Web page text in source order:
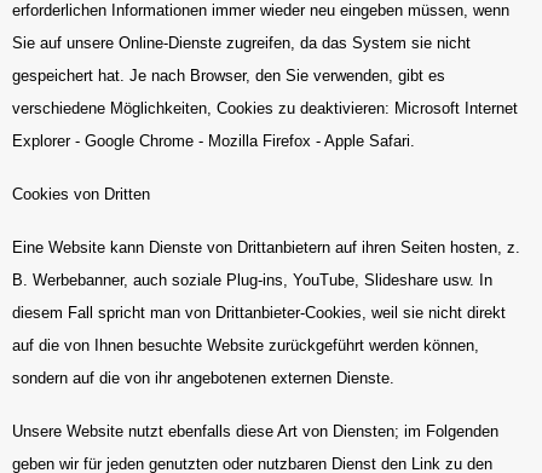
erforderlichen Informationen immer wieder neu eingeben müssen, wenn
Sie auf unsere Online-Dienste zugreifen, da das System sie nicht
gespeichert hat. Je nach Browser, den Sie verwenden, gibt es
verschiedene Möglichkeiten, Cookies zu deaktivieren: Microsoft Internet
Explorer - Google Chrome - Mozilla Firefox - Apple Safari.
Cookies von Dritten
Eine Website kann Dienste von Drittanbietern auf ihren Seiten hosten, z.
B. Werbebanner, auch soziale Plug-ins, YouTube, Slideshare usw. In
diesem Fall spricht man von Drittanbieter-Cookies, weil sie nicht direkt
auf die von Ihnen besuchte Website zurückgeführt werden können,
sondern auf die von ihr angebotenen externen Dienste.
Unsere Website nutzt ebenfalls diese Art von Diensten; im Folgenden
geben wir für jeden genutzten oder nutzbaren Dienst den Link zu den